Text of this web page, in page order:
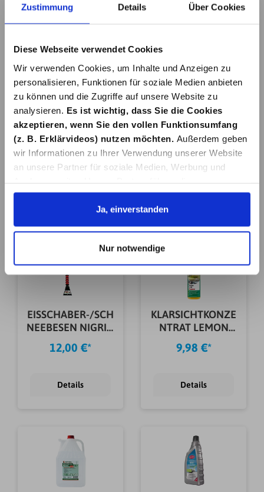
Zustimmung Details Über Cookies
Diese Webseite verwendet Cookies
Wir verwenden Cookies, um Inhalte und Anzeigen zu
personalisieren, Funktionen für soziale Medien anbieten
zu können und die Zugriffe auf unsere Website zu
analysieren. Es ist wichtig, dass Sie die Cookies
akzeptieren, wenn Sie den vollen Funktionsumfang
(z. B. Erklärvideos) nutzen möchten.
Außerdem geben
wir Informationen zu Ihrer Verwendung unserer Website
an unsere Partner für soziale Medien, Werbung und
Informationen möglicherweise mit weiteren Daten
zusammen, die Sie ihnen bereitgestellt haben oder die
sie im Rahmen Ihrer Nutzung der Dienste gesammelt
Datenschutzerklärung. Link zu
unsererDatenschutzerklärung. Link zumImpressum.
Ja, einverstanden
Nur notwendige
In den Warenkorb In den Warenkorb
KÜHLERFROSTSC
HUTZ GLYSANTIN
G40 ECO 1L
17,99 €*
Details
KÜHLERFROSTSC
HUTZ GLYSANTIN
G30 ECO 1L
15,99 €*
Details
EISSCHABER-/SCH
NEEBESEN NIGRIN
LANG
12,00 €*
Details
KLARSICHTKONZE
NTRAT LEMON
FRESH 250 ML
9,98 €*
Details